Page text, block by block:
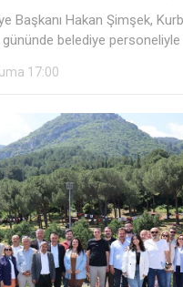
Başkanı Hakan Şimşek,
belediye personeliyle
17:00